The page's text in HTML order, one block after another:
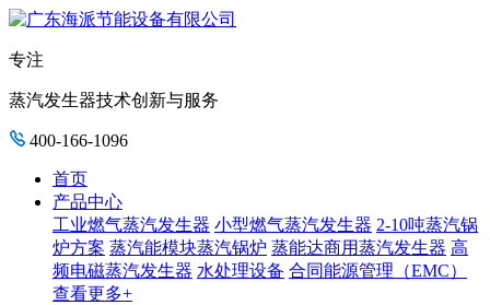
专注
蒸汽发生器技术创新与服务
400-166-1096
首页
产品中心
工业燃气蒸汽发生器 小型燃气蒸汽发生器 2-10吨蒸汽锅
炉方案 蒸汽能模块蒸汽锅炉 蒸能达商用蒸汽发生器 高
频电磁蒸汽发生器 水处理设备 合同能源管理（EMC）
查看更多+